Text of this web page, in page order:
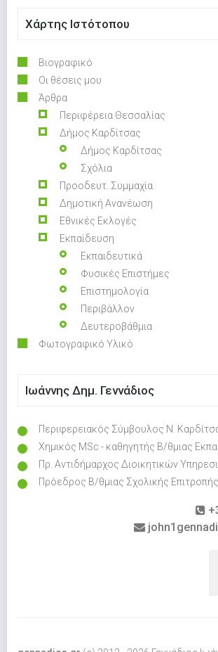
Χάρτης Ιστότοπου
Βιογραφικό
Οι θέσεις μου
Άρθρα
Περιφέρεια Θεσσαλίας
Δήμος Καρδίτσας
Δήμος Καρδίτσας
Σχόλια
Προοδευτ. Συμμαχία
Δημοτική Ανανέωση
Εθνικές Εκλογές
Εκπαίδευση
Εκπαιδευτικά
Φυσικές Επιστήμες
Επιστημολογία
Περιβάλλον
Δευτεροβάθμια
Φωτογραφικό Υλικό
Ιωάννης Δημ. Γεννάδιος
Περιφερειακός Σύμβουλος Ν.
Χημικός MSc - καθηγητής Β/θμιας
Πρ. Αντιδήμαρχος Διοικητικών
Πρόεδρος Β/θμιας Σχολικής Επιτροπής